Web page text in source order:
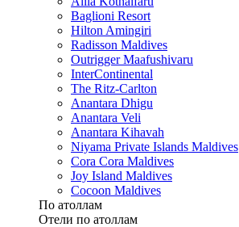
Baglioni Resort
Hilton Amingiri
Radisson Maldives
Outrigger Maafushivaru
InterContinental
The Ritz-Carlton
Anantara Dhigu
Anantara Veli
Anantara Kihavah
Niyama Private Islands Maldives
Cora Cora Maldives
Joy Island Maldives
Cocoon Maldives
По атоллам
Отели по атоллам